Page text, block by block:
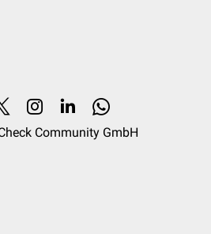
Community GmbH